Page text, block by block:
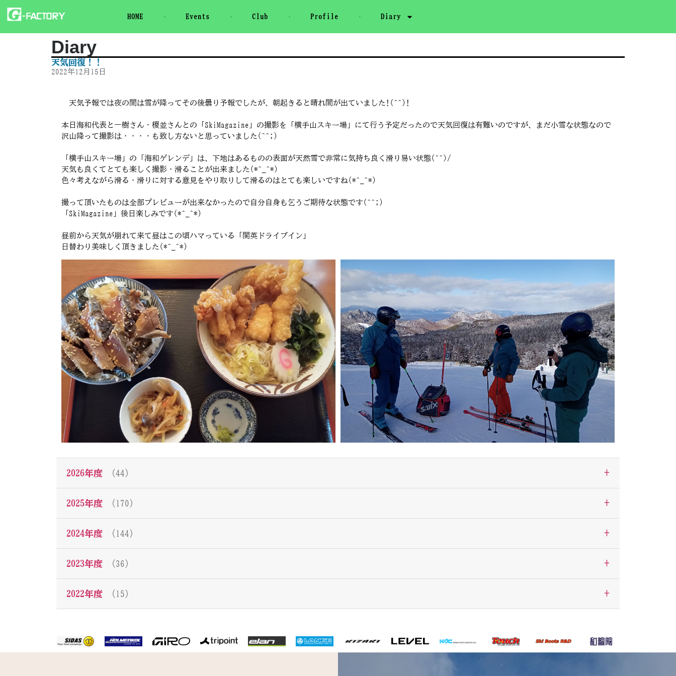
HOME Events Club Profile Diary
Diary
天気回復！！
2022年12月15日
天気予報では夜の間は雪が降ってその後曇り予報でしたが、朝起きると晴れ間が出ていました!(^^)!
本日海和代表と一樹さん・榎並さんとの「SkiMagazine」の撮影を「横手山スキー場」にて行う予定だったので天気回復は有難いのですが、まだ小雪な状態なので
沢山降って撮影は・・・・も致し方ないと思っていました(^^;)
「横手山スキー場」の「海和ゲレンデ」は、下地はあるものの表面が天然雪で非常に気持ち良く滑り易い状態(^^)/
天気も良くてとても楽しく撮影・滑ることが出来ました(*^_^*)
色々考えながら滑る・滑りに対する意見をやり取りして滑るのはとても楽しいですね(*^_^*)
撮って頂いたものは全部プレビューが出来なかったので自分自身も乞うご期待な状態です(^^;)
「SkiMagazine」後日楽しみです(*^_^*)
昼前から天気が崩れて来て昼はこの頃ハマっている「関英ドライブイン」
日替わり美味しく頂きました(*^_^*)
2026年度 （44） +
2025年度 （170） +
2024年度 （144） +
2023年度 （36） +
2022年度 （15） +